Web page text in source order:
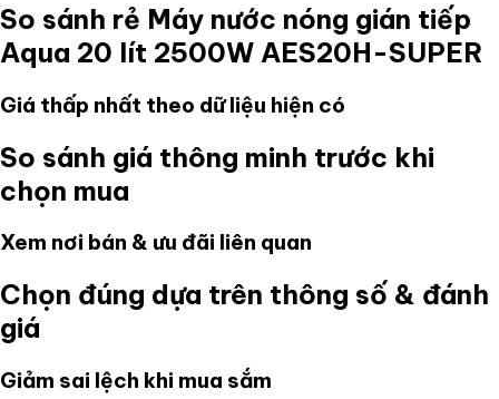
So sánh rẻ Máy nước nóng gián tiếp
Aqua 20 lít 2500W AES20H-SUPER
Giá thấp nhất theo dữ liệu hiện có
So sánh giá thông minh trước khi
chọn mua
Xem nơi bán & ưu đãi liên quan
Chọn đúng dựa trên thông số & đánh
giá
Giảm sai lệch khi mua sắm